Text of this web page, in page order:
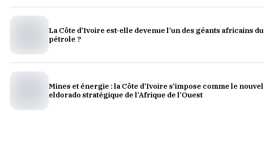
La Côte d’Ivoire est-elle devenue l’un des géants africains du
pétrole ?
Mines et énergie : la Côte d’Ivoire s’impose comme le nouvel
eldorado stratégique de l’Afrique de l’Ouest